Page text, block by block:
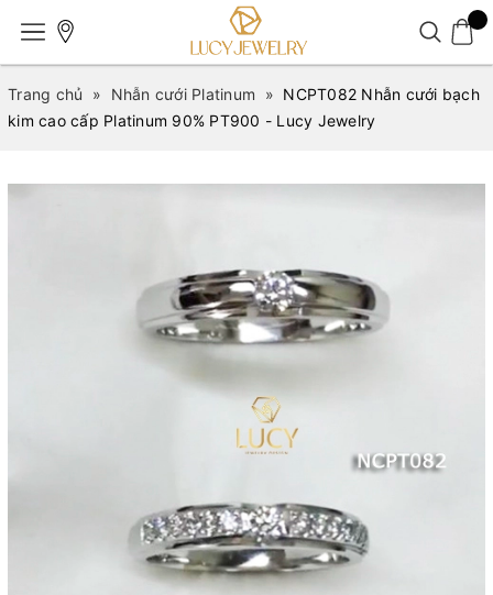
Trang chủ » Nhẫn cưới Platinum » NCPT082 Nhẫn cưới bạch
kim cao cấp Platinum 90% PT900 - Lucy Jewelry